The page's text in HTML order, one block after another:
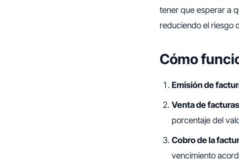
tener que esperar a
reduciendo el riesgo
Cómo
Emisión de
Venta de
porcentaje del
Cobro de la
vencimiento